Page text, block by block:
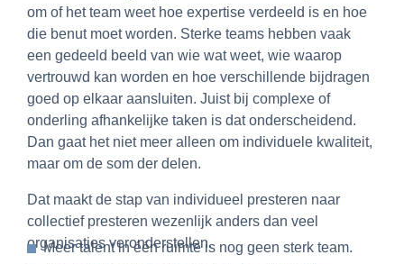
om of het team weet hoe expertise verdeeld is en hoe
die benut moet worden. Sterke teams hebben vaak
een gedeeld beeld van wie wat weet, wie waarop
vertrouwd kan worden en hoe verschillende bijdragen
goed op elkaar aansluiten. Juist bij complexe of
onderling afhankelijke taken is dat onderscheidend.
Dan gaat het niet meer alleen om individuele kwaliteit,
maar om de som der delen.
Dat maakt de stap van individueel presteren naar
collectief presteren wezenlijk anders dan veel
organisaties veronderstellen.
Meer talent in één ruimte is nog geen sterk team.